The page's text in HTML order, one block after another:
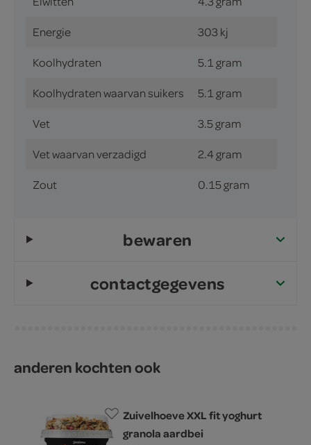
Energie 303 kj
Koolhydraten 5.1 gram
Koolhydraten waarvan suikers 5.1 gram
Vet 3.5 gram
Vet waarvan verzadigd 2.4 gram
Zout 0.15 gram
bewaren
contactgegevens
anderen kochten ook
Zuivelhoeve XXL fit yoghurt
granola aardbei